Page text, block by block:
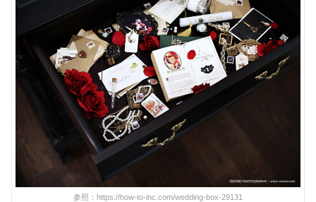
参照：https://how-to-inc.com/wedding-box-29131